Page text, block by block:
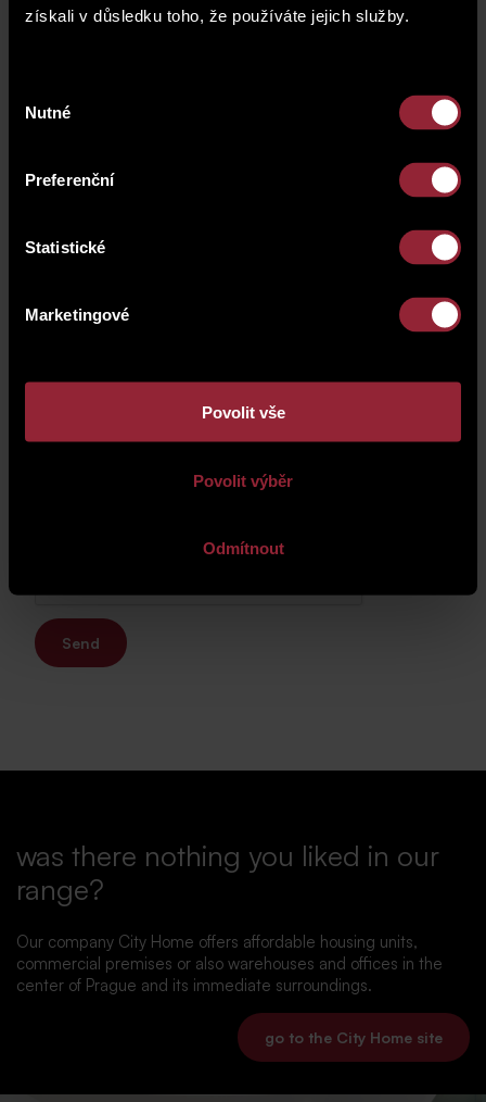
získali v důsledku toho, že používáte jejich služby.
souhlasu
Nutné
Preferenční
Statistické
Marketingové
Povolit vše
Povolit výběr
Odmítnout
Send
was there nothing you liked in our
range?
Our company City Home offers affordable housing units,
commercial premises or also warehouses and offices in the
center of Prague and its immediate surroundings.
go to the City Home site